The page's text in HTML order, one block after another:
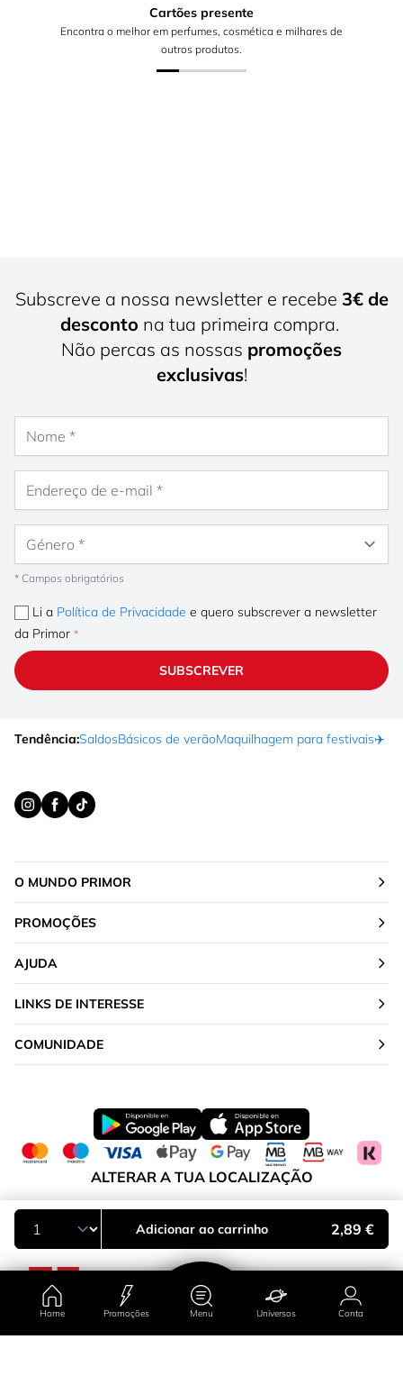
Home Promoções Menu Universos Conta
Adicionar ao carrinho 2,89 €
Cartões presente
Encontra o melhor em perfumes, cosmética e milhares de
outros produtos.
Subscreve a nossa newsletter e recebe 3€ de
desconto na tua primeira compra.
Não percas as nossas promoções
exclusivas!
* Campos obrigatórios
Li a Política de Privacidade e quero subscrever a newsletter
da Primor
SUBSCREVER
Tendência:SaldosBásicos de verãoMaquilhagem para festivais✈️
O MUNDO PRIMOR
PROMOÇÕES
AJUDA
LINKS DE INTERESSE
COMUNIDADE
ALTERAR A TUA LOCALIZAÇÃO
Portugal